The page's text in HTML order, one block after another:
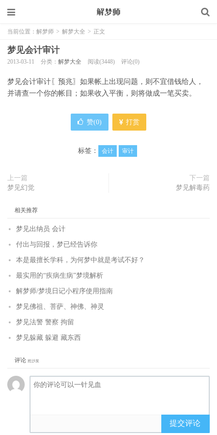
当前位置： 解梦师 > 解梦大全 > 正文
梦见会计审计
2013-03-11 分类： 解梦大全 阅读(3448) 评论(0)
梦见会计审计〖预兆〗如果帐上出现问题，则不宜借钱给人，
并请查一个你的帐目；如果收入平衡，则将做成一笔买卖。
赞(0) 打赏
标签： 会计 审计
上一篇
梦见幻觉
下一篇
梦见解毒药
相关推荐
梦见出纳员 会计
付出与回报，梦已经告诉你
本是最擅长学科，为何梦中就是考试不好？
最实用的“疾病生病”梦境解析
解梦师/梦境日记小程序使用指南
梦见佛祖、菩萨、神佛、神灵
梦见法警 警察 拘留
梦见躲藏 躲避 藏东西
评论 抢沙发
提交评论